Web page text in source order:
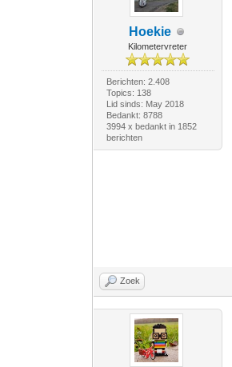
Hoekie
Kilometervreter
Berichten: 2.408
Topics: 138
Lid sinds: May 2018
Bedankt: 8788
3994 x bedankt in 1852
berichten
Zoek